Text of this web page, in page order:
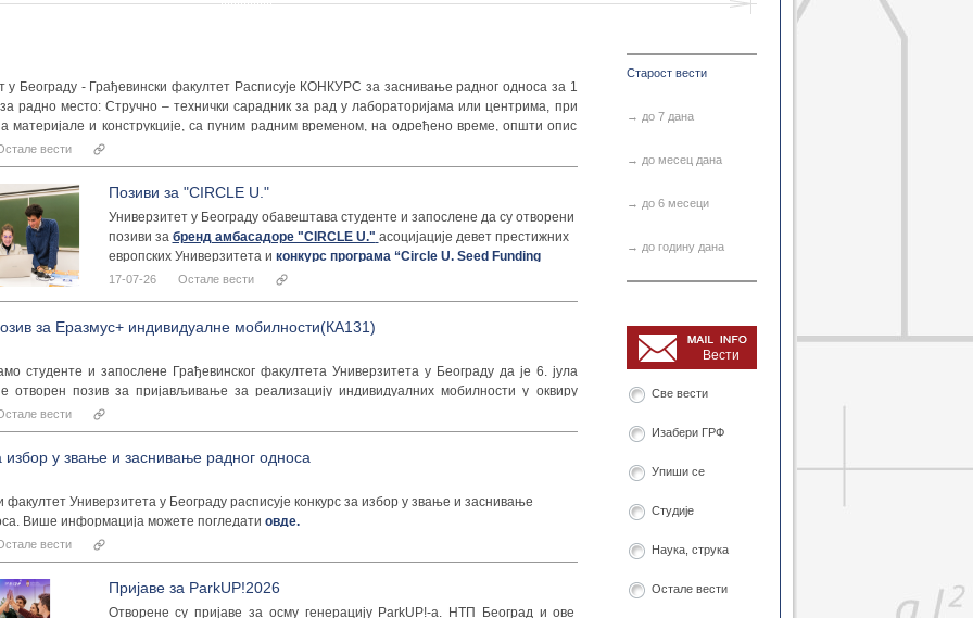
Затвори
у Београду - Грађевински факултет Расписује КОНКУРС за заснивање радног односа за 1
радно место: Стручно – технички сарадник за рад у лабораторијама или центрима, при
материјале и конструкције, са пуним радним временом, на одређено време, општи опис
информација можете видети
вести
Позиви за "CIRCLE U."
Затвори
Универзитет у Београду обавештава студенте и запослене да су отворени
позиви за бренд амбасадоре "CIRCLE U." асоцијације девет престижних
европских Универзитета и конкурс програма “Circle U. Seed Funding
Scheme”
за подношење предлога пројеката за 2026. годину.
17-07-26 Остале вести
за Еразмус+ индивидуалне мобилности(КА131)
студенте и запослене Грађевинског факултета Универзитета у Београду да је 6. јула
отворен позив за пријављивање за реализацију индивидуалних мобилности у оквиру
– Кључна акција 131 (КА131).
искључиво путем MobiON платформе Универзитета у Београду, а рок за пријаву је
2026. године до 23.59 часова.
студенти и запослени могу конкурисати за:
праксе,
програме за студенте докторских студија,
интензивне програме (BIP),
наставног и ненаставног особља,
важећим интер-институционалним споразумима Универзитета у Београду.
Кључне акције 171 (КА171) отварају се сукцесивно, у зависности од потписивања
вести
избор у звање и заснивање радног односа
факултет Универзитета у Београду расписује конкурс за избор у звање и заснивање
Више информација можете погледати овде.
вести
Пријаве за ParkUP!2026
Затвори
Отворене су пријаве за осму генерацију ParkUP!-a. НТП Београд и ове
Старост вести
→ до 7 дана
→ до месец дана
→ до 6 месеци
→ до годину дана
Вести
Све вести
Изабери ГРФ
Упиши се
Студије
Наука, струка
Остале вести